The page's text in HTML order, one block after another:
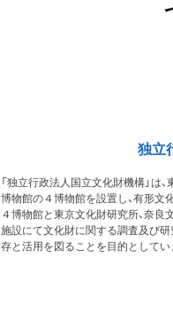
独立
「独立行政法人国立文化財機構」は
博物館の４博物館を設置し、有形文
４博物館と東京文化財研究所、奈良
施設にて文化財に関する調査及び
存と活用を図ることを目的としてい